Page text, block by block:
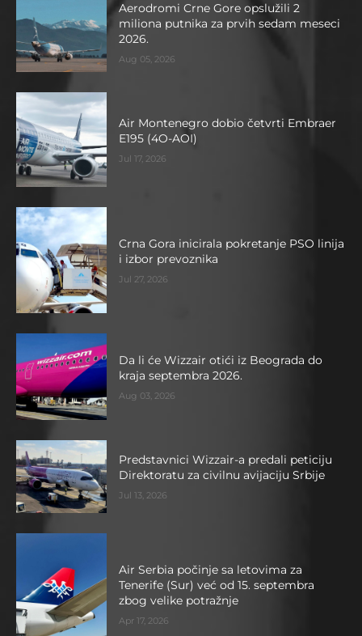
Aerodromi Crne Gore opslužili 2
miliona putnika za prvih sedam meseci
2026.
Aug 05, 2026
Air Montenegro dobio četvrti Embraer
E195 (4O-AOI)
Jul 17, 2026
Crna Gora inicirala pokretanje PSO linija
i izbor prevoznika
Jul 27, 2026
Da li će Wizzair otići iz Beograda do
kraja septembra 2026.
Aug 03, 2026
Predstavnici Wizzair-a predali peticiju
Direktoratu za civilnu avijaciju Srbije
Jul 13, 2026
Air Serbia počinje sa letovima za
Tenerife (Sur) već od 15. septembra
zbog velike potražnje
Apr 17, 2026